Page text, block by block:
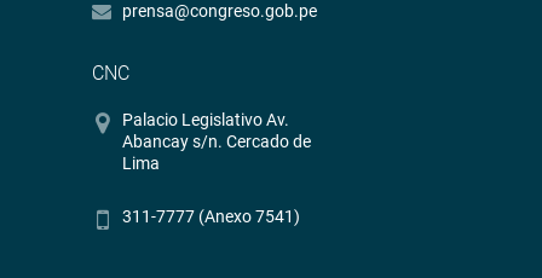
prensa@congreso.gob.pe
CNC
Palacio Legislativo Av.
Abancay s/n. Cercado de
Lima
311-7777 (Anexo 7541)